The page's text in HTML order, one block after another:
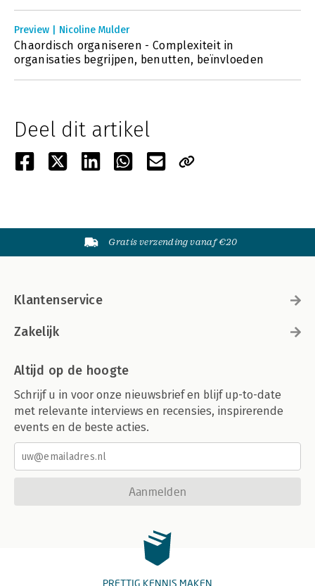
Preview | Nicoline Mulder
Chaordisch organiseren - Complexiteit in
organisaties begrijpen, benutten, beïnvloeden
Deel dit artikel
Gratis verzending vanaf €20
Klantenservice
Zakelijk
Altijd op de hoogte
Schrijf u in voor onze nieuwsbrief en blijf up-to-date
met relevante interviews en recensies, inspirerende
events en de beste acties.
Aanmelden
PRETTIG KENNIS MAKEN